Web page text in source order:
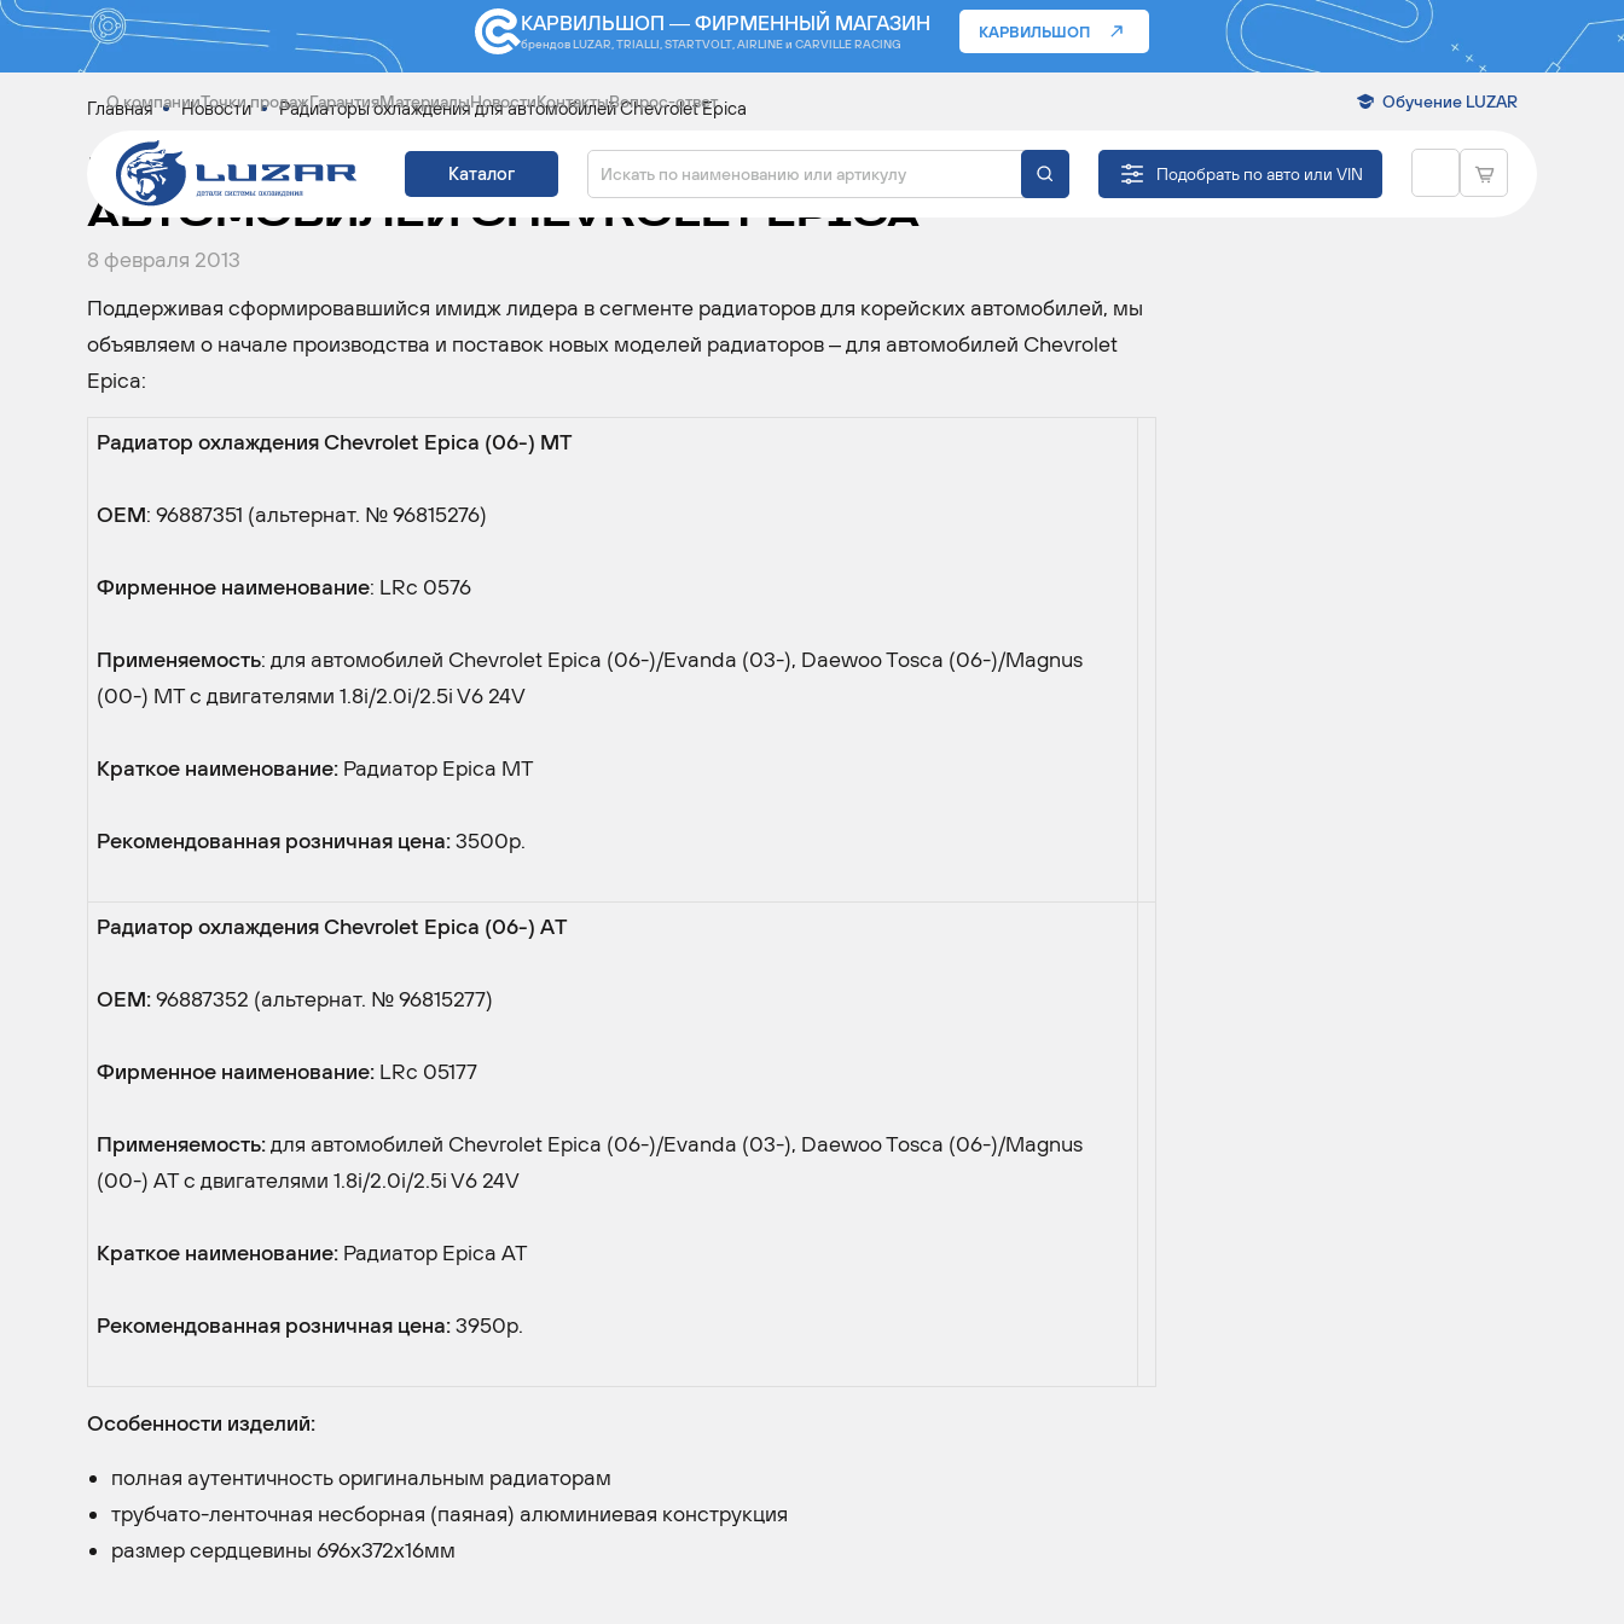
КАРВИЛЬШОП — ФИРМЕННЫЙ МАГАЗИН
брендовLUZAR, TRIALLI, STARTVOLT, AIRLINE и CARVILLE RACING
КАРВИЛЬШОП
О компанииТочки продажГарантияМатериалыНовостиКонтактыВопрос-ответ Обучение LUZAR
Каталог Подобрать по авто или VIN
Главная Новости Радиаторы охлаждения для автомобилей Chevrolet Epica
РАДИАТОРЫ ОХЛАЖДЕНИЯ ДЛЯ
АВТОМОБИЛЕЙ CHEVROLET EPICA
8 февраля 2013
Поддерживая сформировавшийся имидж лидера в сегменте радиаторов для корейских автомобилей, мы
объявляем о начале производства и поставок новых моделей радиаторов – для автомобилей Chevrolet
Epica:
Радиатор охлаждения Chevrolet Epica (06-) МТ
OEM: 96887351 (альтернат. № 96815276)
Фирменное наименование: LRc 0576
Применяемость: для автомобилей Chevrolet Epica (06-)/Evanda (03-), Daewoo Tosca (06-)/Magnus
(00-) MT с двигателями 1.8i/2.0i/2.5i V6 24V
Краткое наименование: Радиатор Epica MT
Рекомендованная розничная цена:3500р.
Радиатор охлаждения Chevrolet Epica (06-) AТ
OEM:96887352 (альтернат. № 96815277)
Фирменное наименование: LRc 05177
Применяемость:для автомобилей Chevrolet Epica (06-)/Evanda (03-), Daewoo Tosca (06-)/Magnus
(00-) AT с двигателями 1.8i/2.0i/2.5i V6 24V
Краткое наименование: Радиатор Epica AT
Рекомендованная розничная цена:3950р.
Особенности изделий:
полная аутентичность оригинальным радиаторам
трубчато-ленточная несборная (паяная) алюминиевая конструкция
размер сердцевины 696х372х16мм